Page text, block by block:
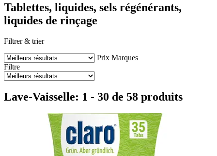
Tablettes, liquides, sels régénérants,
liquides de rinçage
Filtrer & trier
Prix Marques
Filtre
Lave-Vaisselle: 1 - 30 de 58 produits